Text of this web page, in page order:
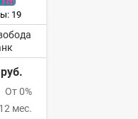
19
От 0%
мес.